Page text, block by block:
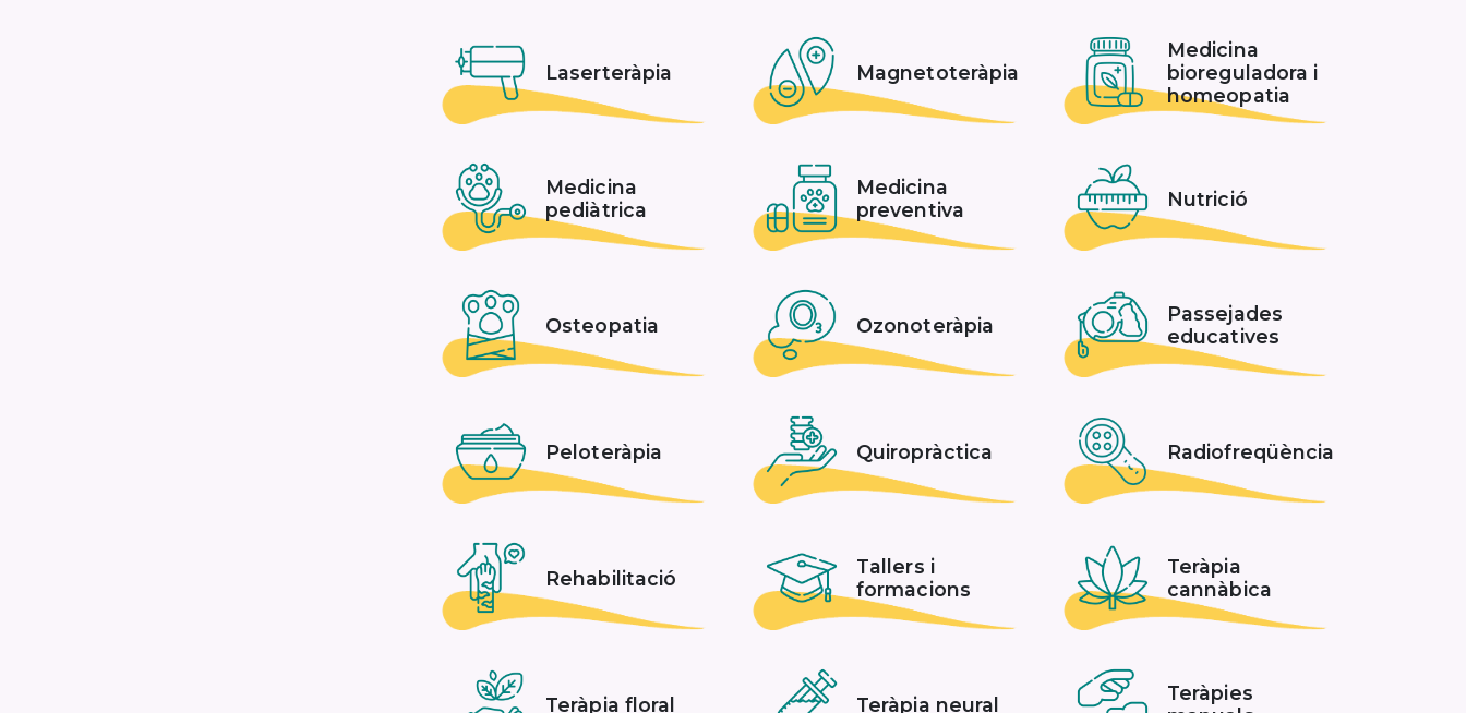
Laserteràpia Magnetoteràpia
Medicina
bioreguladora i
homeopatia
Medicina
pediàtrica
Medicina
preventiva
Nutrició
Osteopatia Ozonoteràpia
Passejades
educatives
Peloteràpia Quiropràctica Radiofreqüència
Rehabilitació
Tallers i
formacions
Teràpia
cannàbica
Teràpia floral Teràpia neural
Teràpies